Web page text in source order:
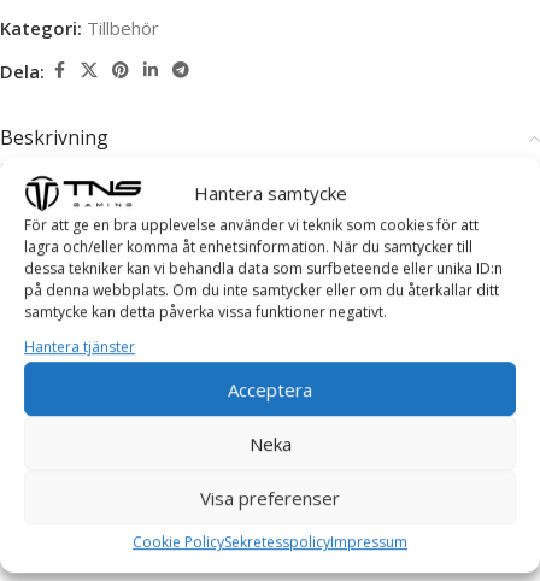
Hantera samtycke
För att ge en bra upplevelse använder vi teknik som cookies för att
lagra och/eller komma åt enhetsinformation. När du samtycker till
dessa tekniker kan vi behandla data som surfbeteende eller unika ID:n
på denna webbplats. Om du inte samtycker eller om du återkallar ditt
samtycke kan detta påverka vissa funktioner negativt.
Hantera tjänster
Acceptera
Neka
Visa preferenser
Cookie PolicySekretesspolicyImpressum
Kategori: Tillbehör
Dela:
Beskrivning
Specifikationer:
Upplösning: 1920 x 1080
Responstid: 2ms
Panel: TN
Anslutningar: HDMI, DVI, VGA
Relaterade produkter